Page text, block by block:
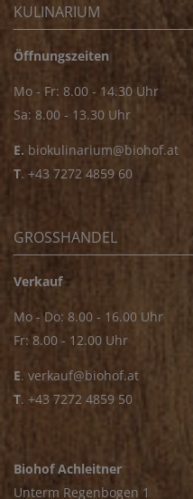
KULINARIUM
Öffnungszeiten
Mo - Fr: 8.00 - 14.30 Uhr
Sa: 8.00 - 13.30 Uhr
E. biokulinarium@biohof.at
T. +43 7272 4859 60
GROSSHANDEL
Verkauf
Mo - Do: 8.00 - 16.00 Uhr
Fr: 8.00 - 12.00 Uhr
E. verkauf@biohof.at
T. +43 7272 4859 50
Biohof Achleitner
Unterm Regenbogen 1